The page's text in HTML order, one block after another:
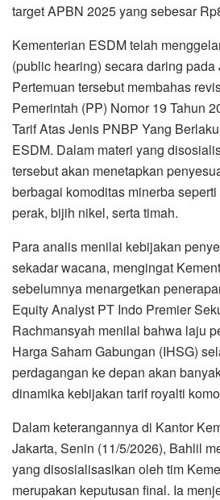
target APBN 2025 yang sebesar
Kementerian ESDM telah
(public hearing) secara daring pada
Pertemuan tersebut membahas
Pemerintah (PP) Nomor 19 Tahun
Tarif Atas Jenis PNBP Yang
ESDM. Dalam materi yang
tersebut akan menetapkan
berbagai komoditas minerba
perak, bijih nikel, serta timah.
Para analis menilai kebijakan
sekadar wacana, mengingat
sebelumnya menargetkan
Equity Analyst PT Indo Premier
Rachmansyah menilai bahwa laju
Harga Saham Gabungan (IHSG)
perdagangan ke depan akan
dinamika kebijakan tarif royalti
Dalam keterangannya di Kantor
Jakarta, Senin (11/5/2026), Bahlil
yang disosialisasikan oleh tim
merupakan keputusan final. Ia